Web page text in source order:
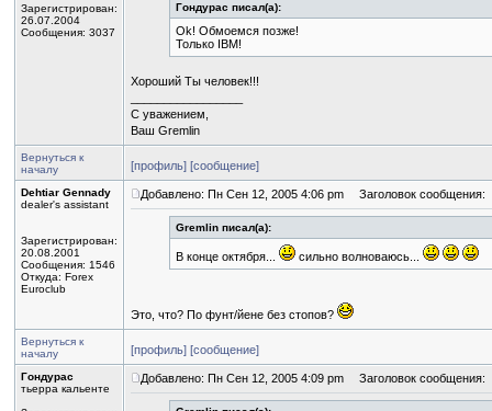
Зарегистрирован:
26.07.2004
Сообщения: 3037
Гондурас писал(а):
Ok! Обмоемся позже!
Только IBM!
Хороший Ты человек!!!
С уважением,
Ваш Gremlin
Вернуться к
началу
[профиль] [сообщение]
Dehtiar Gennady
dealer's assistant
Зарегистрирован:
20.08.2001
Сообщения: 1546
Откуда: Forex
Euroclub
Добавлено: Пн Сен 12, 2005 4:06 pm Заголовок сообщения:
Gremlin писал(а):
В конце октября... сильно волноваюсь...
Это, что? По фунт/йене без стопов?
Вернуться к
началу
[профиль] [сообщение]
Гондурас
тьерра кальенте
Добавлено: Пн Сен 12, 2005 4:09 pm Заголовок сообщения: